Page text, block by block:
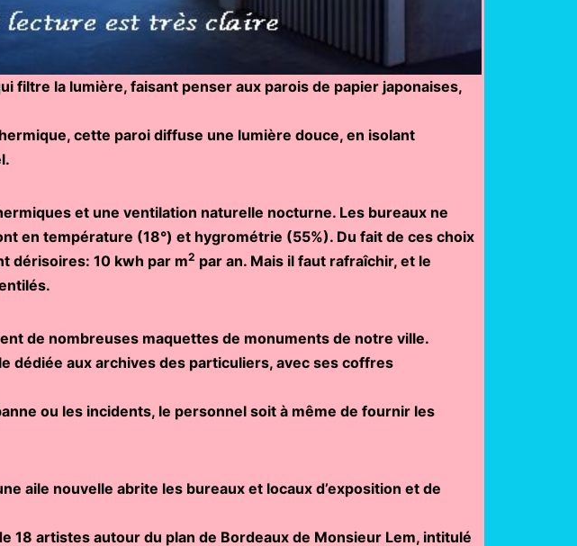
filtre la lumière, faisant penser aux parois de papier japonaises,
cette paroi diffuse une lumière douce, en isolant
et une ventilation naturelle nocturne. Les bureaux ne
en température (18°) et hygrométrie (55%). Du fait de ces choix
dérisoires: 10 kwh par m2 par an. Mais il faut rafraîchir, et le
de nombreuses maquettes de monuments de notre ville.
dédiée aux archives des particuliers, avec ses coffres
ou les incidents, le personnel soit à même de fournir les
aile nouvelle abrite les bureaux et locaux d’exposition et de
artistes autour du plan de Bordeaux de Monsieur Lem, intitulé